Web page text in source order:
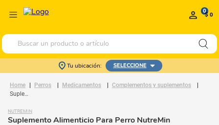
0$ 0
Buscar un producto o artículo
Tu ubicación: SELECCIONE
Perros Medicamentos
Complementos y suplementos
Suplemento Alimenticio Para Perro NutreMin MeatBalls
NUTREMIN
Suplemento Alimenticio Para Perro NutreMin